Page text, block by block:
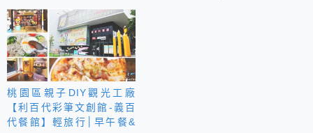
城下町
桃園區親子DIY觀光工廠
【利百代彩筆文創館-義百
代餐館】輕旅行│早午餐&